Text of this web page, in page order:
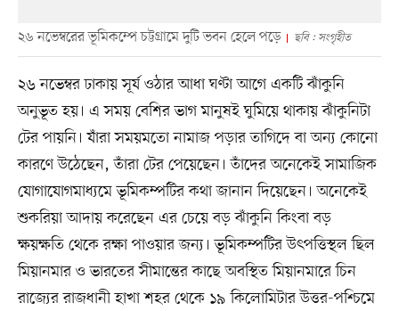
২৬ নভেম্বরের ভূমিকম্পে চট্টগ্রামে দুটি ভবন হেলে পড়ে ছবি : সংগৃহীত
২৬ নভেম্বর ঢাকায় সূর্য ওঠার আধা ঘণ্টা আগে একটি ঝাঁকুনি
অনুভূত হয়। এ সময় বেশির ভাগ মানুষই ঘুমিয়ে থাকায় ঝাঁকুনিটা
টের পায়নি। যাঁরা সময়মতো নামাজ পড়ার তাগিদে বা অন্য কোনো
কারণে উঠেছেন, তাঁরা টের পেয়েছেন। তাঁদের অনেকেই সামাজিক
যোগাযোগমাধ্যমে ভূমিকম্পটির কথা জানান দিয়েছেন। অনেকেই
শুকরিয়া আদায় করেছেন এর চেয়ে বড় ঝাঁকুনি কিংবা বড়
ক্ষয়ক্ষতি থেকে রক্ষা পাওয়ার জন্য। ভূমিকম্পটির উৎপত্তিস্থল ছিল
মিয়ানমার ও ভারতের সীমান্তের কাছে অবস্থিত মিয়ানমারে চিন
রাজ্যের রাজধানী হাখা শহর থেকে ১৯ কিলোমিটার উত্তর-পশ্চিমে